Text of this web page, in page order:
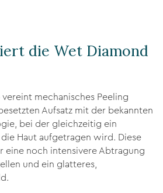
die Wet Diamond
mechanisches Peeling
Aufsatz mit der bekannten
bei der gleichzeitig ein
Haut aufgetragen wird. Diese
eine noch intensivere Abtragung
und ein glatteres,